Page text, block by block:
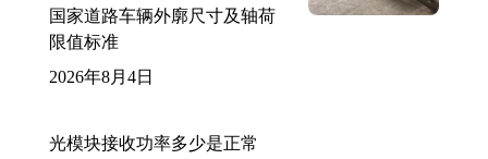
国家道路车辆外廓尺寸及轴荷
限值标准
2026年8月4日
光模块接收功率多少是正常